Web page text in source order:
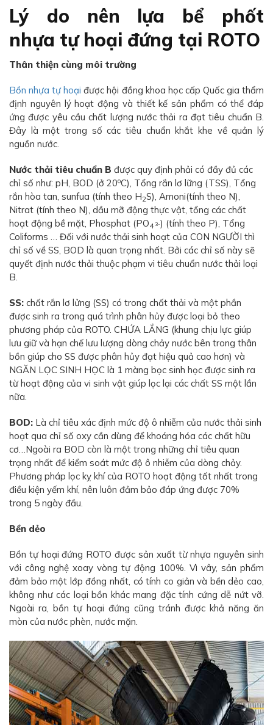
Lý do nên lựa bể phốt
nhựa tự hoại đứng tại ROTO
Thân thiện cùng môi trường
Bồn nhựa tự hoại được hội đồng khoa học cấp Quốc gia thẩm
định nguyên lý hoạt động và thiết kế sản phẩm có thể đáp
ứng được yêu cầu chất lượng nước thải ra đạt tiêu chuẩn B.
Đây là một trong số các tiêu chuẩn khắt khe về quản lý
nguồn nước.
Nước thải tiêu chuẩn B được quy định phải có đầy đủ các
chỉ số như: pH, BOD (ở 20oC), Tổng rắn lơ lững (TSS), Tổng
rắn hòa tan, sunfua (tính theo H2S), Amoni(tính theo N),
Nitrat (tính theo N), dầu mỡ động thực vật, tổng các chất
hoạt động bề mặt, Phosphat (PO4 3-) (tính theo P), Tổng
Coliforms … Đối với nước thải sinh hoạt của CON NGƯỜI thì
chỉ số về SS, BOD là quan trọng nhất. Bởi các chỉ số này sẽ
quyết định nước thải thuộc phạm vi tiêu chuẩn nước thải loại
B.
SS: chất rắn lơ lửng (SS) có trong chất thải và một phần
được sinh ra trong quá trình phân hủy được loại bỏ theo
phương pháp của ROTO. CHỨA LẮNG (khung chịu lực giúp
lưu giữ và hạn chế lưu lượng dòng chảy nước bên trong thân
bồn giúp cho SS được phân hủy đạt hiệu quả cao hơn) và
NGĂN LỌC SINH HỌC là 1 màng bọc sinh học được sinh ra
từ hoạt động của vi sinh vật giúp lọc lại các chất SS một lần
nữa.
BOD: Là chỉ tiêu xác định mức độ ô nhiễm của nước thải sinh
hoạt qua chỉ số oxy cần dùng để khoáng hóa các chất hữu
cơ…Ngoài ra BOD còn là một trong những chỉ tiêu quan
trọng nhất để kiểm soát mức độ ô nhiễm của dòng chảy.
Phương pháp lọc kỵ khí của ROTO hoạt động tốt nhất trong
điều kiện yếm khí, nên luôn đảm bảo đáp ứng được 70%
trong 5 ngày đầu.
Bền dẻo
Bồn tự hoại đứng ROTO được sản xuất từ nhựa nguyên sinh
với công nghệ xoay vòng tự động 100%. Vì vây, sản phẩm
đảm bảo một lớp đồng nhất, có tính co giản và bền dẻo cao,
không như các loại bồn khác mang đặc tính cứng dễ nứt vỡ.
Ngoài ra, bồn tự hoại đứng cũng tránh được khả năng ăn
mòn của nước phèn, nước mặn.